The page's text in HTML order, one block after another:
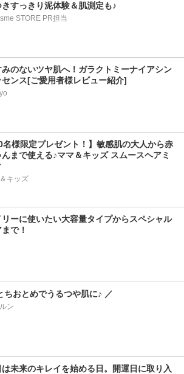
きすっきり泥体験＆肌測定も♪
STORE PR担当
みのないツヤ肌へ！ガラクトミーナイアシン
センス[ご愛用者様レビュー紹介]
名様限定プレゼント！】敏感肌の大人から赤
んまで使える♪ママ＆キッズ スムースヘアミ
キッズ
リーに使いたい大容量タイプからスペシャル
で！
ちおとめでうるつや肌に♪ ／
ン
未来のキレイを始める日。開運日に取り入